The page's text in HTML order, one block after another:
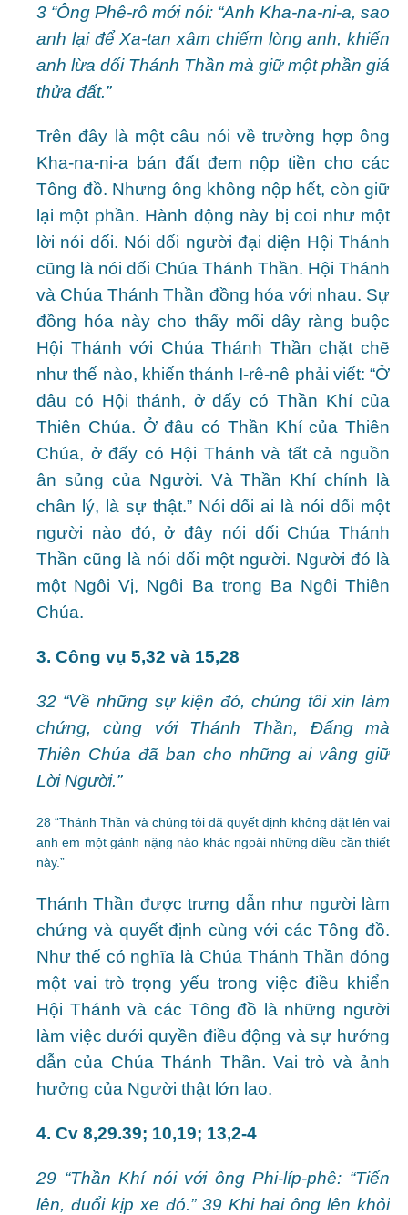
3 “Ông Phê-rô mới nói: “Anh Kha-na-ni-a, sao
anh lại để Xa-tan xâm chiếm lòng anh, khiến
anh lừa dối Thánh Thần mà giữ một phần giá
thửa đất.”
Trên đây là một câu nói về trường hợp ông
Kha-na-ni-a bán đất đem nộp tiền cho các
Tông đồ. Nhưng ông không nộp hết, còn giữ
lại một phần. Hành động này bị coi như một
lời nói dối. Nói dối người đại diện Hội Thánh
cũng là nói dối Chúa Thánh Thần. Hội Thánh
và Chúa Thánh Thần đồng hóa với nhau. Sự
đồng hóa này cho thấy mối dây ràng buộc
Hội Thánh với Chúa Thánh Thần chặt chẽ
như thế nào, khiến thánh I-rê-nê phải viết: “Ở
đâu có Hội thánh, ở đấy có Thần Khí của
Thiên Chúa. Ở đâu có Thần Khí của Thiên
Chúa, ở đấy có Hội Thánh và tất cả nguồn
ân sủng của Người. Và Thần Khí chính là
chân lý, là sự thật.” Nói dối ai là nói dối một
người nào đó, ở đây nói dối Chúa Thánh
Thần cũng là nói dối một người. Người đó là
một Ngôi Vị, Ngôi Ba trong Ba Ngôi Thiên
Chúa.
3. Công vụ 5,32 và 15,28
32 “Về những sự kiện đó, chúng tôi xin làm
chứng, cùng với Thánh Thần, Đấng mà
Thiên Chúa đã ban cho những ai vâng giữ
Lời Người.”
28 “Thánh Thần và chúng tôi đã quyết định không đặt lên vai
anh em một gánh nặng nào khác ngoài những điều cần thiết
này.”
Thánh Thần được trưng dẫn như người làm
chứng và quyết định cùng với các Tông đồ.
Như thế có nghĩa là Chúa Thánh Thần đóng
một vai trò trọng yếu trong việc điều khiển
Hội Thánh và các Tông đồ là những người
làm việc dưới quyền điều động và sự hướng
dẫn của Chúa Thánh Thần. Vai trò và ảnh
hưởng của Người thật lớn lao.
4. Cv 8,29.39; 10,19; 13,2-4
29 “Thần Khí nói với ông Phi-líp-phê: “Tiến
lên, đuổi kịp xe đó.” 39 Khi hai ông lên khỏi